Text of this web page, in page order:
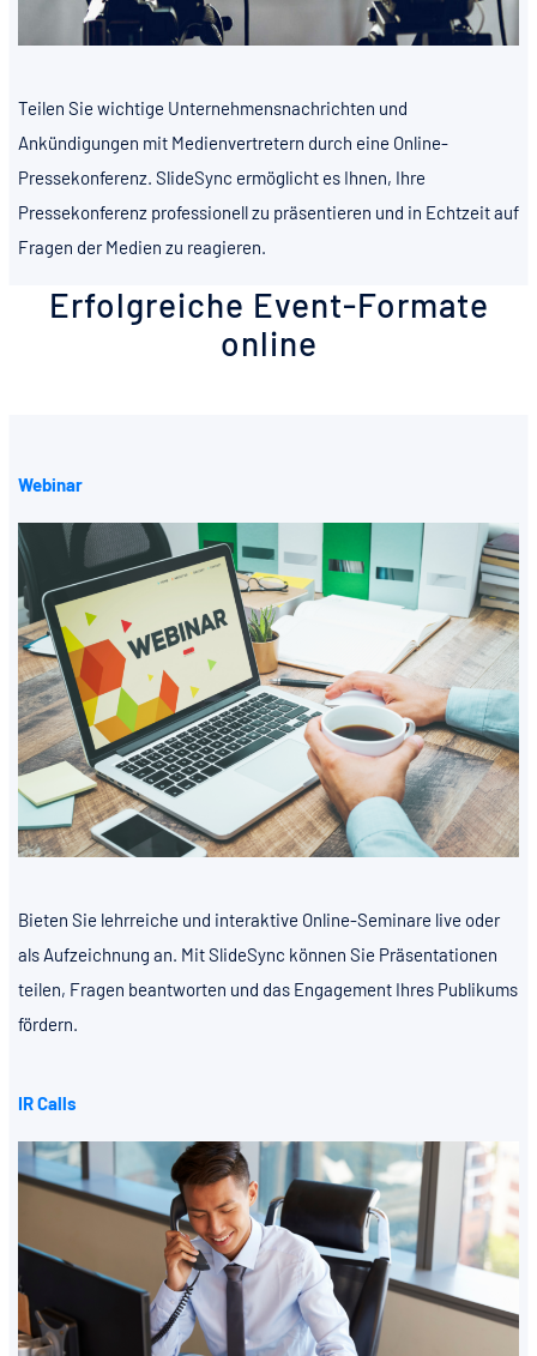
Teilen Sie wichtige Unternehmensnachrichten und
Ankündigungen mit Medienvertretern durch eine Online-
Pressekonferenz. SlideSync ermöglicht es Ihnen, Ihre
Pressekonferenz professionell zu präsentieren und in Echtzeit auf
Fragen der Medien zu reagieren.
Erfolgreiche Event-Formate
online
Webinar
Bieten Sie lehrreiche und interaktive Online-Seminare live oder
als Aufzeichnung an. Mit SlideSync können Sie Präsentationen
teilen, Fragen beantworten und das Engagement Ihres Publikums
fördern.
IR Calls